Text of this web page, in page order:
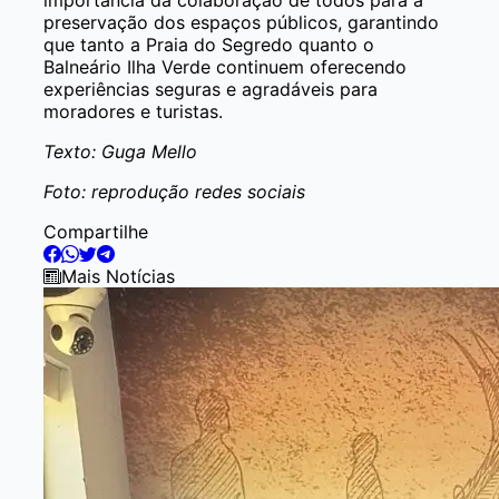
preservação dos espaços públicos, garantindo
que tanto a Praia do Segredo quanto o
Balneário Ilha Verde continuem oferecendo
experiências seguras e agradáveis para
moradores e turistas.
Texto: Guga Mello
Foto: reprodução redes sociais
Compartilhe
Mais Notícias